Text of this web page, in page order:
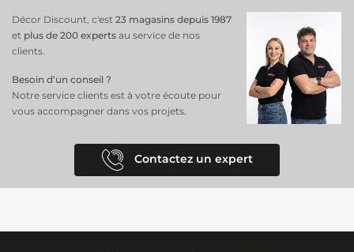
Décor Discount, c'est 23 magasins depuis 1987
et plus de 200 experts au service de nos
clients.
Besoin d’un conseil ?
Notre service clients est à votre écoute pour
vous accompagner dans vos projets.
Contactez un expert